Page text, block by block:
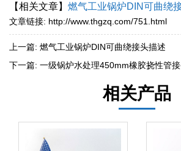
【相关文章】 燃气工业锅炉DIN可曲绕
文章链接: http://www.thgzq.com/751.html
上一篇: 燃气工业锅炉DIN可曲绕接头描述
下一篇: 一级锅炉水处理450mm橡胶挠性管
相关产品